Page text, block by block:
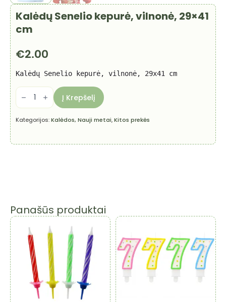
Kalėdų Senelio kepurė, vilnonė, 29×41
cm
€2.00
Kalėdų Senelio kepurė, vilnonė, 29x41 cm
produkto
kiekis:
Kalėdų
Senelio
kepurė,
vilnonė,
Į Krepšelį
Kategorijos:Kalėdos, Nauji metai,Kitos prekės
Panašūs produktai